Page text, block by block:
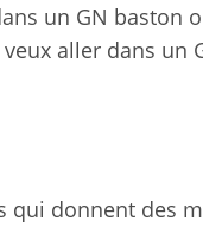
un GN
aller dans un
qui donnent des